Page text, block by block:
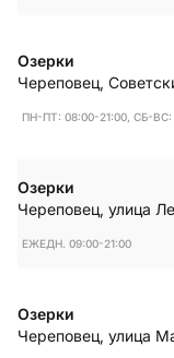
Озерки
Череповец,
ПН-ПТ: 08:00-21:00, СБ-ВС:
Озерки
Череповец, улица
ЕЖЕДН. 09:00-21:00
Озерки
Череповец, улица